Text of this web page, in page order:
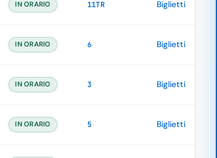
IN ORARIO 11TR Biglietti
IN ORARIO 6 Biglietti
IN ORARIO 3 Biglietti
IN ORARIO 5 Biglietti